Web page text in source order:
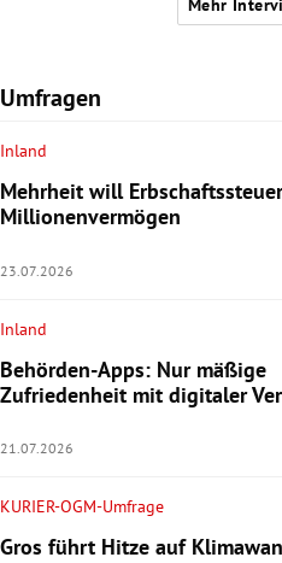
Mehr
Umfragen
Inland
Mehrheit will
Millionenvermögen
23.07.2026
Inland
Behörden-Apps: Nur mäßige
Zufriedenheit mit digitaler
21.07.2026
KURIER-OGM-Umfrage
Gros führt Hitze auf